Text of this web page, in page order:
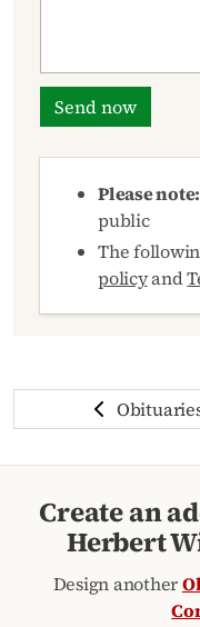
Send now
Please note:
public
The
policyand
Create an
Herbert
Design another